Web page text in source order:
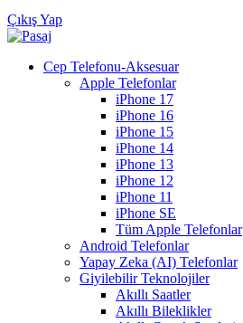
Çıkış Yap
Cep Telefonu-Aksesuar
Apple Telefonlar
iPhone 17
iPhone 16
iPhone 15
iPhone 14
iPhone 13
iPhone 12
iPhone 11
iPhone SE
Tüm Apple Telefonlar
Android Telefonlar
Yapay Zeka (AI) Telefonlar
Giyilebilir Teknolojiler
Akıllı Saatler
Akıllı Bileklikler